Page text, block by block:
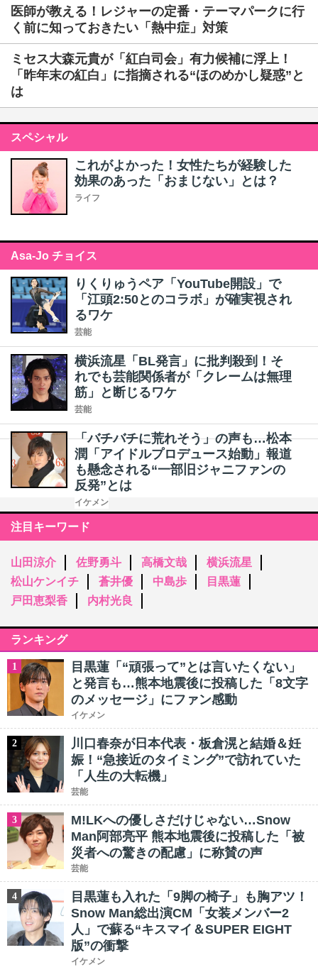
医師が教える！レジャーの定番・テーマパークに行
く前に知っておきたい「熱中症」対策
ミセス大森元貴が「紅白司会」有力候補に浮上！
「昨年末の紅白」に指摘される“ほのめかし疑惑”と
は
スペシャル
これがよかった！女性たちが経験した
効果のあった「おまじない」とは？
ライフ
Asa-Jo チョイス
りくりゅうペア「YouTube開設」で
「江頭2:50とのコラボ」が確実視され
るワケ
芸能
横浜流星「BL発言」に批判殺到！そ
れでも芸能関係者が「クレームは無理
筋」と断じるワケ
芸能
「バチバチに荒れそう」の声も…松本
潤「アイドルプロデュース始動」報道
も懸念される“一部旧ジャニファンの
反発”とは
イケメン
注目キーワード
山田涼介 佐野勇斗 高橋文哉
横浜流星
松山ケンイチ
蒼井優 中島歩
目黒蓮
戸田恵梨香
内村光良
ランキング
1
目黒蓮「“頑張って”とは言いたくない」
と発言も…熊本地震後に投稿した「8文字
のメッセージ」にファン感動
イケメン
2
川口春奈が日本代表・板倉滉と結婚＆妊
娠！“急接近のタイミング”で訪れていた
「人生の大転機」
芸能
3
M!LKへの優しさだけじゃない…Snow
Man阿部亮平 熊本地震後に投稿した「被
災者への驚きの配慮」に称賛の声
芸能
4
目黒蓮も入れた「9脚の椅子」も胸アツ！
Snow Man総出演CM「女装メンバー2
人」で蘇る“キスマイ＆SUPER EIGHT
版”の衝撃
イケメン